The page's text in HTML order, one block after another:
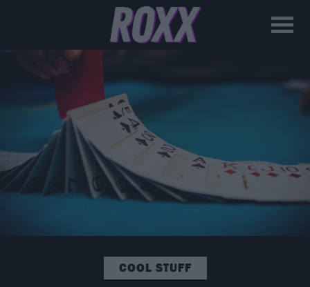
COOL STUFF